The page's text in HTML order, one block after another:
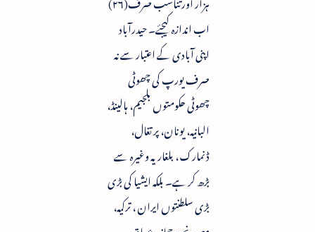
اب اندازہ کیجئے۔ حیدرآباد
اپنی آبادی کے اعتبار سے نہ
صرف یورپ کی چھوٹی
چھوٹی حکومتوں بلجیم، ہالینڈ،
البانیہ، یونان، پرتغال،
ڈنمارک ، بلغاریہ وغیرہ سے
بڑھ کر ہے۔ بلکہ ایشیا کی بڑی
بڑی سلطنتوں ایران ، ترکیہ،